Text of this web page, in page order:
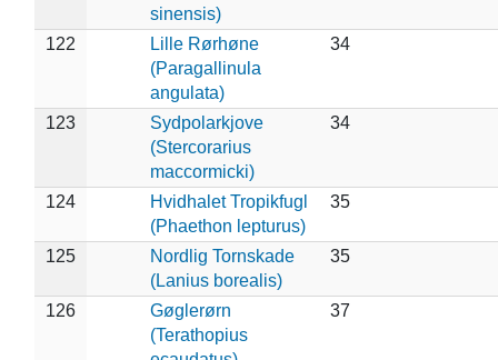
sinensis)
122
Lille Rørhøne
(Paragallinula
angulata)
34
123
Sydpolarkjove
(Stercorarius
maccormicki)
34
124
Hvidhalet Tropikfugl
(Phaethon lepturus)
35
125
Nordlig Tornskade
(Lanius borealis)
35
126
Gøglerørn
(Terathopius
37